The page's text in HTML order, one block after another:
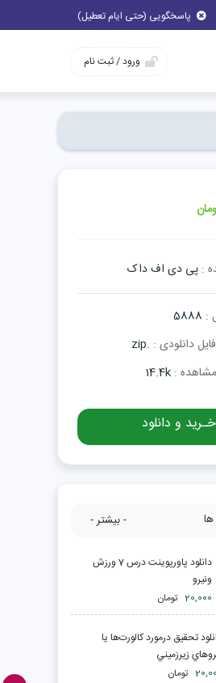
پاسخگویی (حتی ایام تعطیل)
ورود / ثبت نام
: پی دی اف داک
:
5888
دانلودی : .zip
:
14.4k
خـرید و دانلود
- بیشتر -
دانلود پاورپوینت درس 7 ورزش
ونیرو
20,000 تومان
تحقیق درمورد كالورت‌ها يا
زيرزميني
تومان